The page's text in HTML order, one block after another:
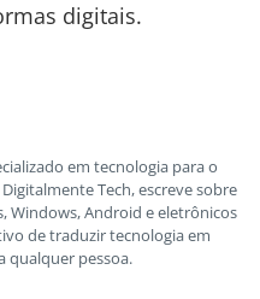
digitais.
em tecnologia para o
Tech, escreve sobre
Windows, Android e eletrônicos
de traduzir tecnologia em
qualquer pessoa.